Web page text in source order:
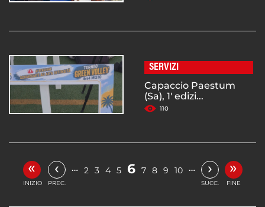
SERVIZI
Capaccio Paestum
(Sa), 1' edizi...
110
«
INIZIO
‹
PREC.
… 2 3 4 5 6 7 8 9 10 … ›
SUCC.
»
FINE